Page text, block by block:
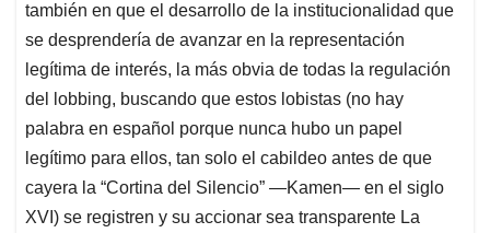
también en que el desarrollo de la institucionalidad que
se desprendería de avanzar en la representación
legítima de interés, la más obvia de todas la regulación
del lobbing, buscando que estos lobistas (no hay
palabra en español porque nunca hubo un papel
legítimo para ellos, tan solo el cabildeo antes de que
cayera la “Cortina del Silencio” —Kamen— en el siglo
XVI) se registren y su accionar sea transparente La